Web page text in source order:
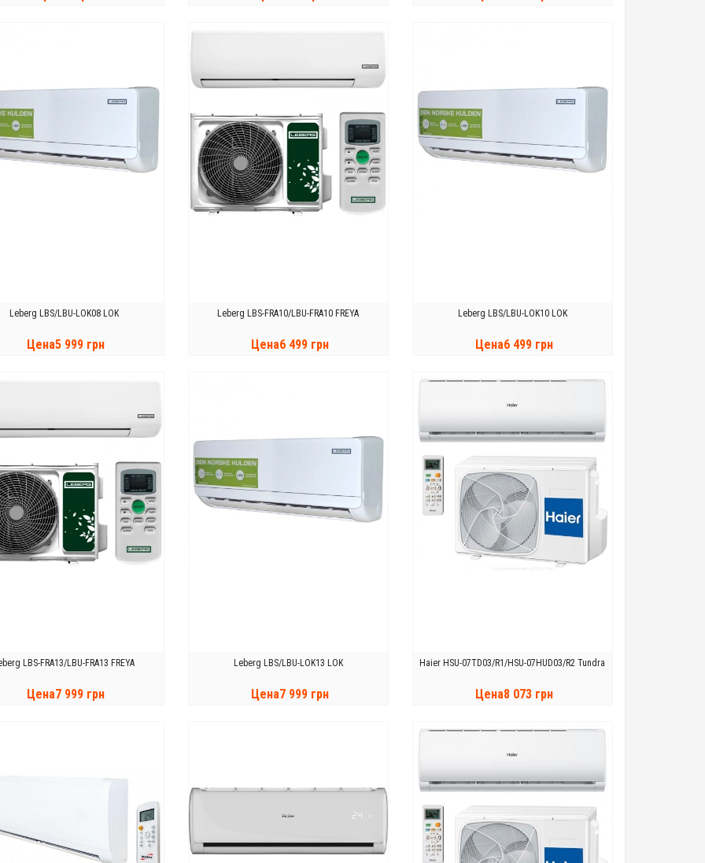
Leberg LBS/LBU-LOK08 LOK
Цена5 999 грн
Leberg LBS-FRA10/LBU-FRA10 FREYA
Цена6 499 грн
Leberg LBS/LBU-LOK10 LOK
Цена6 499 грн
КУПИТЬ
LBS-FRA13/LBU-FRA13 FREYA
Цена7 999 грн
Leberg LBS/LBU-LOK13 LOK
Цена7 999 грн
Haier HSU-07TD03/R1/HSU-07HUD03/R2 Tundra
Цена8 073 грн
КУПИТЬ